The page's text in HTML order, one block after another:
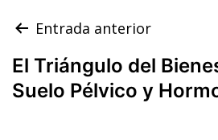
Navegación
de
entradas
Entrada anterior
El Triángulo del
Suelo Pélvico y